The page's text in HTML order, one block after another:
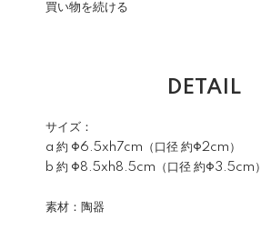
買い物を続ける
DETAIL
サイズ：
a 約 Φ6.5xh7cm（口径 約Φ2cm）
b 約 Φ8.5xh8.5cm（口径 約Φ3.5cm）
素材：陶器